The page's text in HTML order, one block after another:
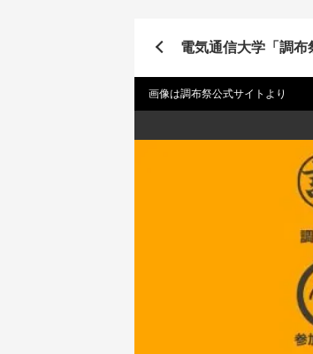
電気通信大学「調
画像は調布祭公式サイトより